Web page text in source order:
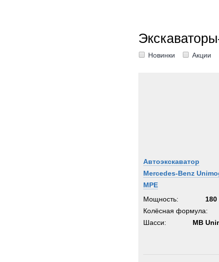
Новинки Акции
Автоэкскаватор
Mercedes-Benz
MPE
Мощность:
180
Колёсная формула:
Шасси:
MB